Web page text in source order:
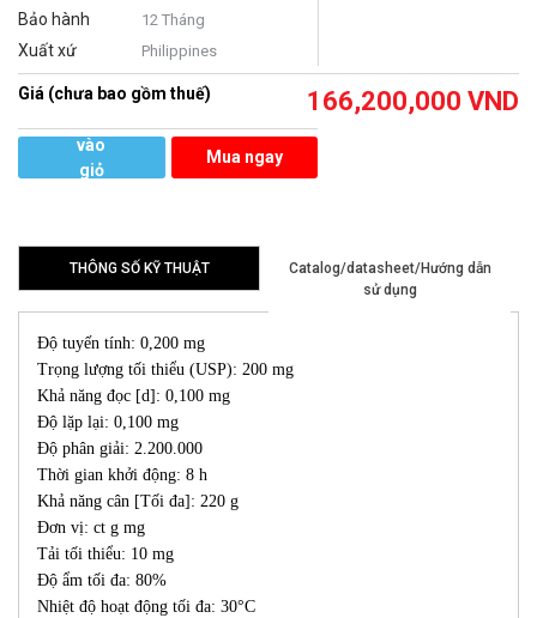
Bảo hành 12 Tháng
Xuất xứ Philippines
Giá (chưa bao gồm thuế) 166,200,000 VND
vào
giỏ
Mua ngay
THÔNG SỐ KỸ THUẬT
Catalog/datasheet/Hướng dẫn
sử dụng
Độ tuyến tính: 0,200 mg
Trọng lượng tối thiểu (USP): 200 mg
Khả năng đọc [d]: 0,100 mg
Độ lặp lại: 0,100 mg
Độ phân giải: 2.200.000
Thời gian khởi động: 8 h
Khả năng cân [Tối đa]: 220 g
Đơn vị: ct g mg
Tải tối thiểu: 10 mg
Độ ẩm tối đa: 80%
Nhiệt độ hoạt động tối đa: 30°C